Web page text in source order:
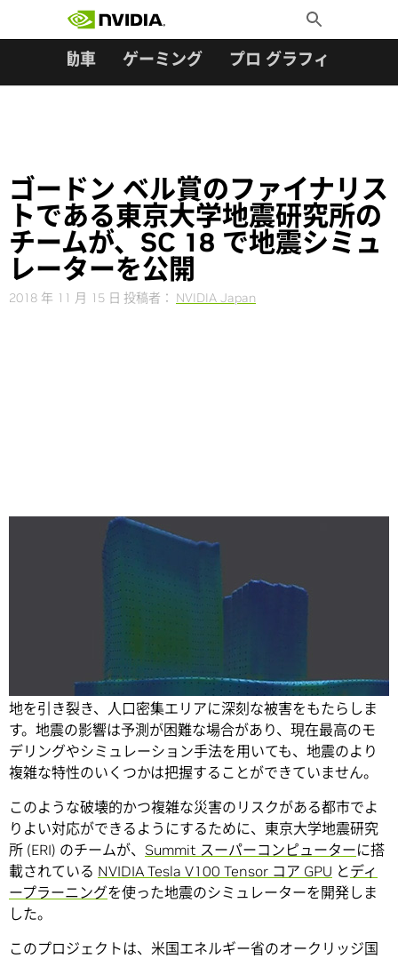
Toggle
Search
自動車 ゲーミング プロ グラフィックス
ゴードン ベル賞のファイナリス
トである東京大学地震研究所の
チームが、SC 18 で地震シミュ
レーターを公開
2018 年 11 月 15 日 投稿者： NVIDIA Japan
大規模な地震の発生中、エネルギーは、地震波となって大
地を引き裂き、人口密集エリアに深刻な被害をもたらしま
す。 地震の影響は予測が困難な場合があり、現在最高のモ
デリングやシミュレーション手法を用いても、地震のより
複雑な特性のいくつかは把握することができていません。
このような破壊的かつ複雑な災害のリスクがある都市でよ
りよい対応ができるようにするために、東京大学地震研究
所 (ERI) のチームが、 Summit スーパーコンピューターに搭
載されている NVIDIA Tesla V100 Tensor コア GPU とディ
ープラーニングを使った地震のシミュレーターを開発しま
した。
このプロジェクトは、米国エネルギー省のオークリッジ国